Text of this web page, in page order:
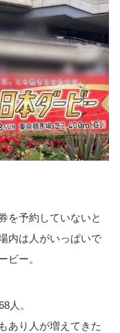
を予約していないと
内は人がいっぱいで
ビー。
人。
あり人が増えてきた